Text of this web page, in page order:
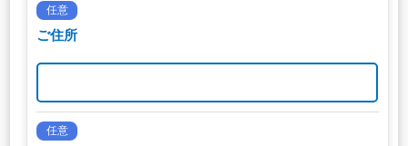
任意
ご住所
任意